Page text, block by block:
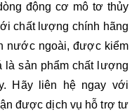
động cơ mô tơ thủy
chất lượng chính hãng
nước ngoài, được kiểm
là sản phẩm chất lượng
Hãy liên hệ ngay với
được dịch vụ hỗ trợ tư